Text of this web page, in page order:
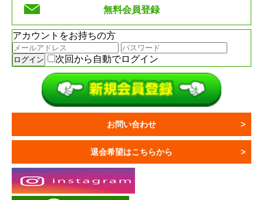
無料会員登録
アカウントをお持ちの方
次回から自動でログイン
お問い合わせ
退会希望はこちらから